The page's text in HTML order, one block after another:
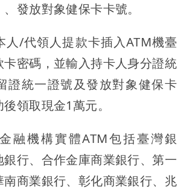
發放對象健保卡卡號。
人/代領人提款卡插入ATM機臺
密碼，並輸入持卡人身分證統
證統一證號及發放對象健保卡
領取現金1萬元。
融機構實體ATM包括臺灣銀
行、合作金庫商業銀行、第一
商業銀行、彰化商業銀行、兆